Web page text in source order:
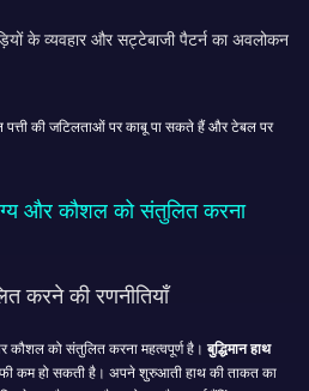
के व्यवहार और सट्टेबाजी पैटर्न का अवलोकन
जटिलताओं पर काबू पा सकते हैं और टेबल पर
और कौशल को संतुलित करना
करने की रणनीतियाँ
तीन पत्ती में, इष्टतम खेल के लिए भाग्य और कौशल को संतुलित करना महत्वपूर्ण है।बुद्धिमान हाथ
हो सकती है। अपने शुरुआती हाथ की ताकत का